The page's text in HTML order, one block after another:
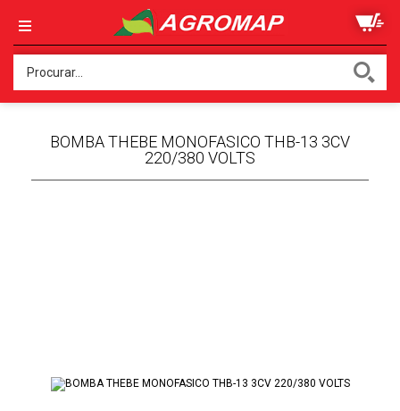
BOMBA THEBE MONOFASICO THB-13 3CV
220/380 VOLTS